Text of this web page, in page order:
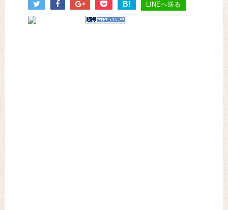
B! LINEへ送る